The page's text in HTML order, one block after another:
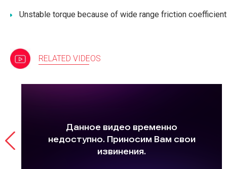
Unstable torque because of wide range friction coefficient
RELATED VIDEOS